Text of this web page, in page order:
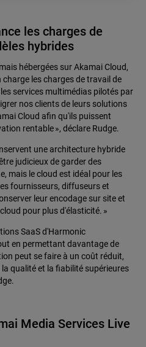
les charges de
hybrides
hébergées sur Akamai Cloud,
les charges de travail de
services multimédias pilotés par
nos clients de leurs solutions
Cloud afin qu'ils puissent
rentable », déclare Rudge.
une architecture hybride
judicieux de garder des
mais le cloud est idéal pour les
fournisseurs, diffuseurs et
leur encodage sur site et
pour plus d'élasticité. »
SaaS d'Harmonic
en permettant davantage de
peut se faire à un coût réduit,
qualité et la fiabilité supérieures
Media Services Live